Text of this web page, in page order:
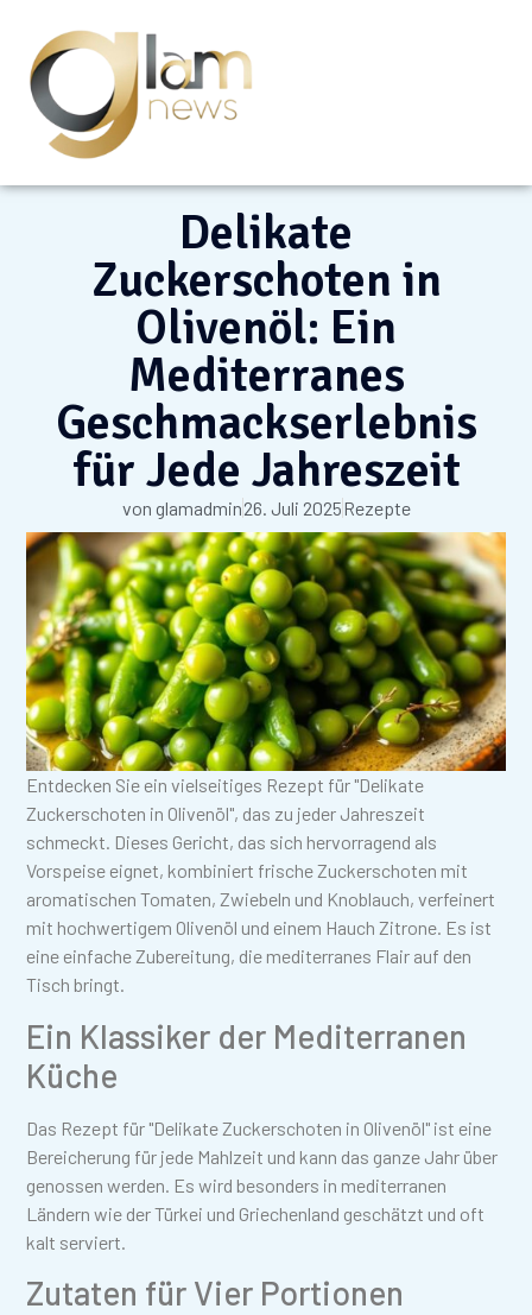
Delikate
Zuckerschoten in
Olivenöl: Ein
Mediterranes
Geschmackserlebnis
für Jede Jahreszeit
von glamadmin26. Juli 2025Rezepte
Entdecken Sie ein vielseitiges Rezept für "Delikate
Zuckerschoten in Olivenöl", das zu jeder Jahreszeit
schmeckt. Dieses Gericht, das sich hervorragend als
Vorspeise eignet, kombiniert frische Zuckerschoten mit
aromatischen Tomaten, Zwiebeln und Knoblauch, verfeinert
mit hochwertigem Olivenöl und einem Hauch Zitrone. Es ist
eine einfache Zubereitung, die mediterranes Flair auf den
Tisch bringt.
Ein Klassiker der Mediterranen
Küche
Das Rezept für "Delikate Zuckerschoten in Olivenöl" ist eine
Bereicherung für jede Mahlzeit und kann das ganze Jahr über
genossen werden. Es wird besonders in mediterranen
Ländern wie der Türkei und Griechenland geschätzt und oft
kalt serviert.
Zutaten für Vier Portionen